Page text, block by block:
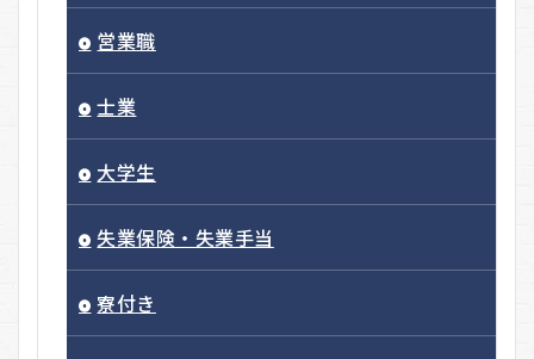
営業職
士業
大学生
失業保険・失業手当
寮付き